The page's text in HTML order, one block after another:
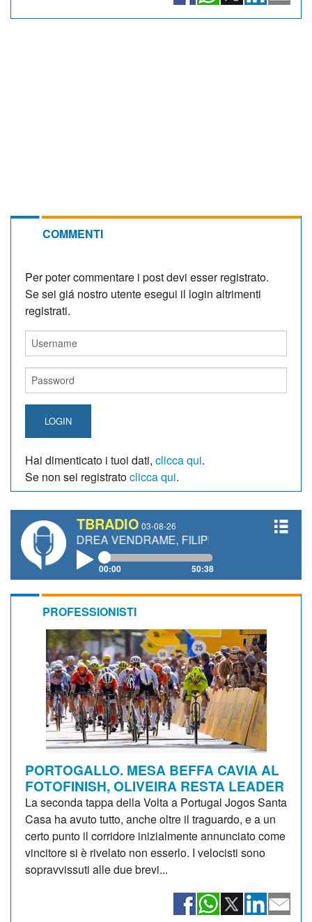
COMMENTI
Per poter commentare i post devi esser registrato.
Se sei giá nostro utente esegui il login altrimenti
registrati.
LOGIN
Hai dimenticato i tuoi dati, clicca qui.
Se non sei registratoclicca qui.
TBRADIO 03-08-26
VENDRAME, FILIPPO FIORELLI
00:00 50:38
PROFESSIONISTI
PORTOGALLO. MESA BEFFA CAVIA AL
FOTOFINISH, OLIVEIRA RESTA LEADER
La seconda tappa della Volta a Portugal Jogos Santa
Casa ha avuto tutto, anche oltre il traguardo, e a un
certo punto il corridore inizialmente annunciato come
vincitore si è rivelato non esserlo. I velocisti sono
sopravvissuti alle due brevi...